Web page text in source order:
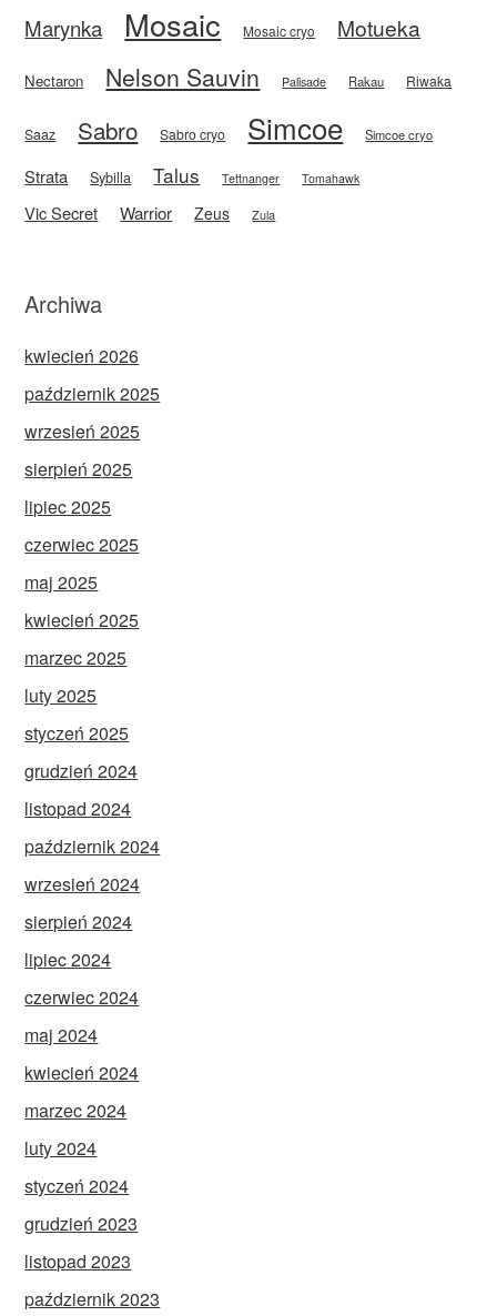
Marynka
Mosaic Mosaic cryo Motueka
Nectaron Nelson Sauvin Palisade Rakau Riwaka
Saaz Sabro Sabro cryo Simcoe Simcoe cryo
Strata Sybilla Talus Tettnanger Tomahawk
Vic Secret Warrior Zeus Zula
Archiwa
kwiecień 2026
październik 2025
wrzesień 2025
sierpień 2025
lipiec 2025
czerwiec 2025
maj 2025
kwiecień 2025
marzec 2025
luty 2025
styczeń 2025
grudzień 2024
listopad 2024
październik 2024
wrzesień 2024
sierpień 2024
lipiec 2024
czerwiec 2024
maj 2024
kwiecień 2024
marzec 2024
luty 2024
styczeń 2024
grudzień 2023
listopad 2023
październik 2023